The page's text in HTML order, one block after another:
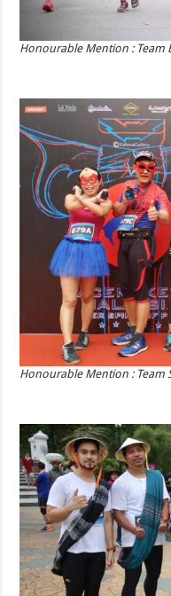
Honourable Mention : Team
Honourable Mention : Team